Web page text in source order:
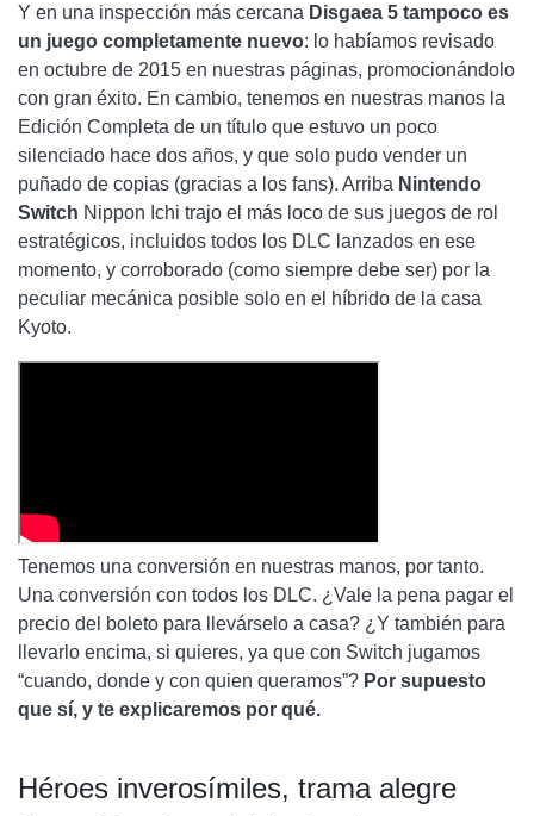
Y en una inspección más cercana Disgaea 5 tampoco es
un juego completamente nuevo: lo habíamos revisado
en octubre de 2015 en nuestras páginas, promocionándolo
con gran éxito. En cambio, tenemos en nuestras manos la
Edición Completa de un título que estuvo un poco
silenciado hace dos años, y que solo pudo vender un
puñado de copias (gracias a los fans). Arriba Nintendo
Switch Nippon Ichi trajo el más loco de sus juegos de rol
estratégicos, incluidos todos los DLC lanzados en ese
momento, y corroborado (como siempre debe ser) por la
peculiar mecánica posible solo en el híbrido de la casa
Kyoto.
Tenemos una conversión en nuestras manos, por tanto.
Una conversión con todos los DLC. ¿Vale la pena pagar el
precio del boleto para llevárselo a casa? ¿Y también para
llevarlo encima, si quieres, ya que con Switch jugamos
“cuando, donde y con quien queramos”? Por supuesto
que sí, y te explicaremos por qué.
Héroes inverosímiles, trama alegre